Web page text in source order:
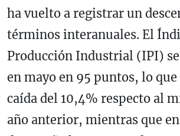
ha vuelto a registrar un
términos interanuales. El
Producción Industrial (IPI)
en mayo en 95 puntos, lo
caída del 10,4% respecto al
año anterior, mientras que